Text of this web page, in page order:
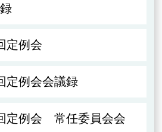
定例会
定例会会議録
定例会 常任委員会会